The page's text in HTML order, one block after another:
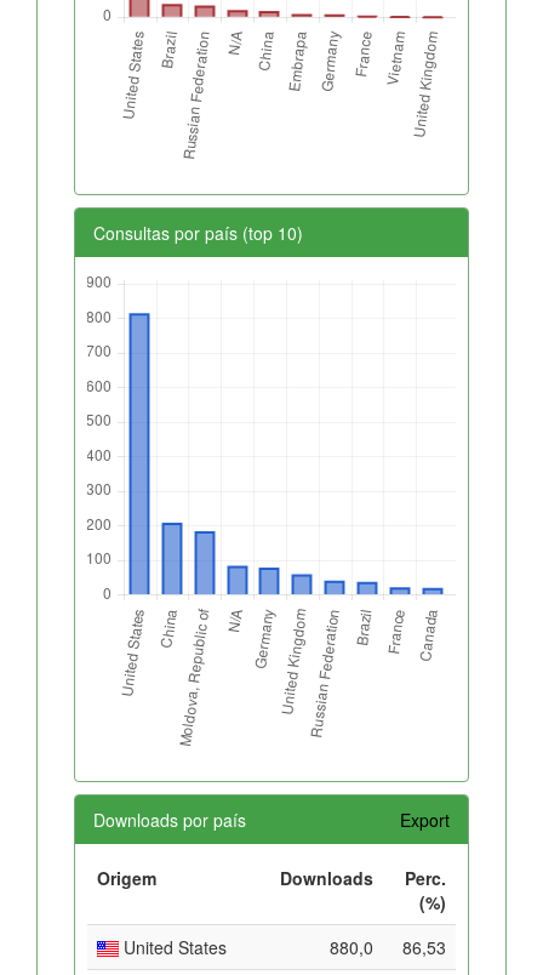
Consultas por país (top 10)
Downloads por país Export
Origem Downloads
Perc.
(%)
United States
880,0 86,53